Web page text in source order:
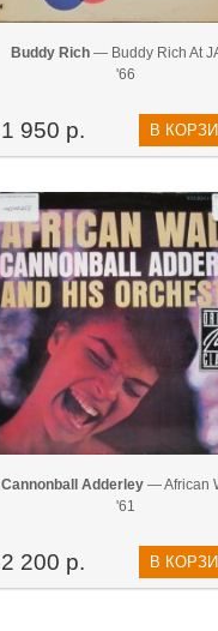
Buddy Rich — Buddy Rich At
'66
1 950 р. В
Cannonball Adderley — African
'61
2 200 р. В